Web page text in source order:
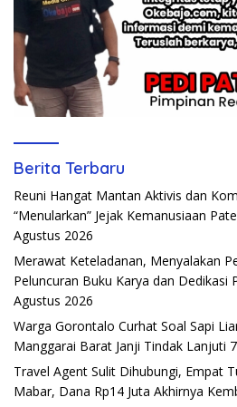
Berita Terbaru
Reuni Hangat Mantan Aktivis dan
“Menularkan” Jejak Kemanusiaan
Agustus 2026
Merawat Keteladanan, Menyalakan
Peluncuran Buku Karya dan Dedikasi
Agustus 2026
Warga Gorontalo Curhat Soal Sapi
Manggarai Barat Janji Tindak Lanjuti
Travel Agent Sulit Dihubungi, Empat
Mabar, Dana Rp14 Juta Akhirnya